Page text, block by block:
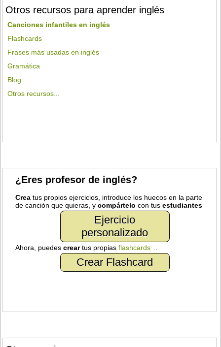
Otros recursos para aprender inglés
Canciones infantiles en inglés
Flashcards
Frases más usadas en inglés
Gramática
Blog
Otros recursos...
¿Eres profesor de inglés?
Crea tus propios ejercicios, introduce los huecos en la parte
de canción que quieras, ycompártelo con tusestudiantes
Ejercicio
personalizado
Ahora, puedescreartus propiasflashcards
Crear Flashcard